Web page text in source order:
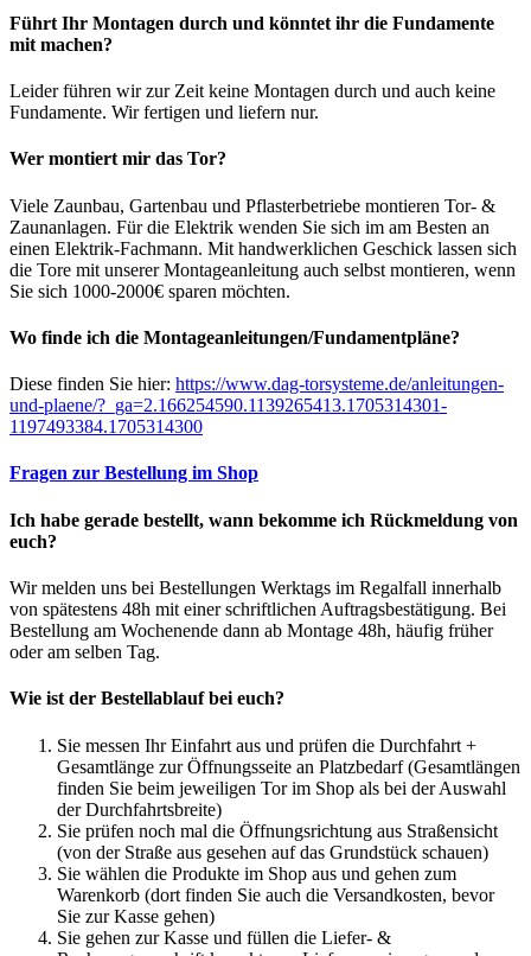
Führt Ihr Montagen durch und könntet ihr die Fundamente
mit machen?
Leider führen wir zur Zeit keine Montagen durch und auch keine
Fundamente. Wir fertigen und liefern nur.
Wer montiert mir das Tor?
Viele Zaunbau, Gartenbau und Pflasterbetriebe montieren Tor- &
Zaunanlagen. Für die Elektrik wenden Sie sich im am Besten an
einen Elektrik-Fachmann. Mit handwerklichen Geschick lassen sich
die Tore mit unserer Montageanleitung auch selbst montieren, wenn
Sie sich 1000-2000€ sparen möchten.
Wo finde ich die Montageanleitungen/Fundamentpläne?
Diese finden Sie hier: https://www.dag-torsysteme.de/anleitungen-
und-plaene/?_ga=2.166254590.1139265413.1705314301-
1197493384.1705314300
Fragen zur Bestellung im Shop
Ich habe gerade bestellt, wann bekomme ich Rückmeldung von
euch?
Wir melden uns bei Bestellungen Werktags im Regalfall innerhalb
von spätestens 48h mit einer schriftlichen Auftragsbestätigung. Bei
Bestellung am Wochenende dann ab Montage 48h, häufig früher
oder am selben Tag.
Wie ist der Bestellablauf bei euch?
Sie messen Ihr Einfahrt aus und prüfen die Durchfahrt +
Gesamtlänge zur Öffnungsseite an Platzbedarf (Gesamtlängen
finden Sie beim jeweiligen Tor im Shop als bei der Auswahl
der Durchfahrtsbreite)
Sie prüfen noch mal die Öffnungsrichtung aus Straßensicht
(von der Straße aus gesehen auf das Grundstück schauen)
Sie wählen die Produkte im Shop aus und gehen zum
Warenkorb (dort finden Sie auch die Versandkosten, bevor
Sie zur Kasse gehen)
Sie gehen zur Kasse und füllen die Liefer- &